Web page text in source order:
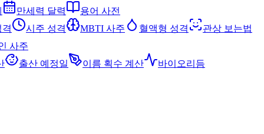
만세력 달력
용어 사전
격 시주 성격 MBTI 사주 혈액형 성격
관상 보는법
사주
출산 예정일 이름 획수 계산
바이오리듬